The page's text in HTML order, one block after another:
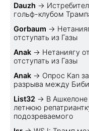
Dauzh →
гольф-клубом
Gorbaum →
отступать из Газы
Anak → Нетаниягу
отступать из Газы
Anak → Опрос Kan
разрыва между
List32 → В
летнюю
подозреваемого